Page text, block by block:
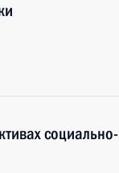
социально-